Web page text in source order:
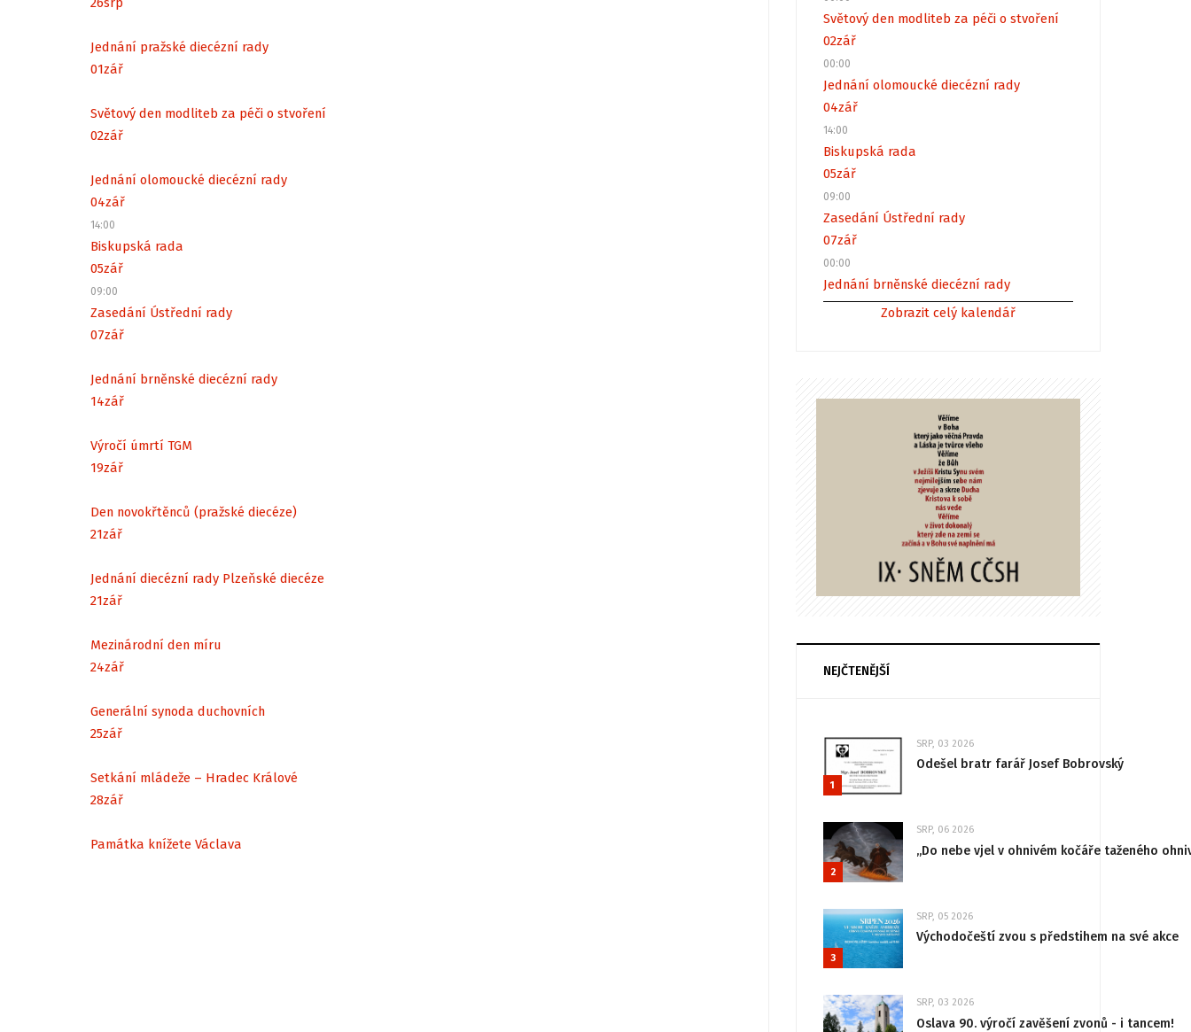
Jednání pražské diecézní rady
01zář
Světový den modliteb za péči o stvoření
02zář
Jednání olomoucké diecézní rady
04zář
14:00
Biskupská rada
05zář
09:00
Zasedání Ústřední rady
07zář
Jednání brněnské diecézní rady
14zář
Výročí úmrtí TGM
19zář
Den novokřtěnců (pražské diecéze)
21zář
Jednání diecézní rady Plzeňské diecéze
21zář
Mezinárodní den míru
24zář
Generální synoda duchovních
25zář
Setkání mládeže – Hradec Králové
28zář
Památka knížete Václava
Světový den modliteb za péči o stvoření
02zář
00:00
Jednání olomoucké diecézní rady
04zář
14:00
Biskupská rada
05zář
09:00
Zasedání Ústřední rady
07zář
00:00
Jednání brněnské diecézní rady
Zobrazit celý kalendář
NEJČTENĚJŠÍ
1
SRP, 03 2026
Odešel bratr farář Josef Bobrovský
2
SRP, 06 2026
„Do nebe vjel v ohnivém kočáře taženého
3
SRP, 05 2026
Východočeští zvou s předstihem na své akce
SRP, 03 2026
Oslava 90. výročí zavěšení zvonů - i tancem!